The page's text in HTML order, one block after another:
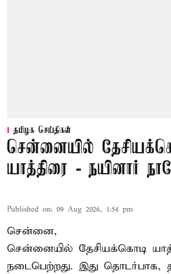
தமிழக செய்திகள்
சென்னையில்
யாத்திரை - நயினார்
Published on: 09 Aug 2026, 1:54 pm
சென்னை,
சென்னையில் தேசியக்கொடி
நடைபெற்றது. இது தொடர்பாக,